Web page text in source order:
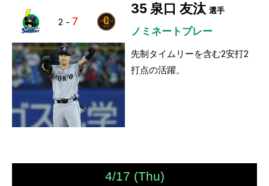
2 - 7
35 泉口 友汰 選手
ノミネートプレー
先制タイムリーを含む2安打2
打点の活躍。
4/17 (Thu)